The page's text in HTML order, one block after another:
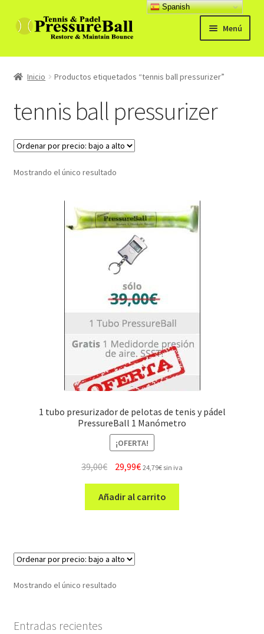
Ir
Ir
al
Menú
Productos
Manual
Preg. Frecuentes
Inicio Productos etiquetados “tennis ball pressurizer”
tennis ball pressurizer
Mostrando el único resultado
1 tubo presurizador de pelotas de tenis y pádel
PressureBall 1 Manómetro
¡OFERTA!
39,00€
El
precio
original
era:
29,99€El
precio
actual
es:
24,79€sin iva
Añadir al carrito
Mostrando el único resultado
Entradas recientes
Spanish